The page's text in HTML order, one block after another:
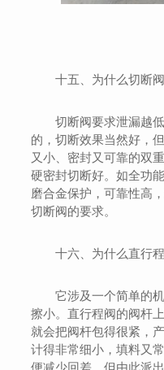
十五、为什么切断
切断阀要求泄漏越
的，切断效果当然好，
又小、密封又可靠的双
硬密封切断好。如全功
磨合金保护，可靠性高
切断阀的要求。
十六、为什么直行
它涉及一个简单的
擦小。直行程阀的阀杆
就会把阀杆包得很紧，
计得非常细小，填料又
便减少回差，但由此派